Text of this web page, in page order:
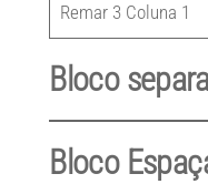
Remar 3 Coluna 1
Bloco
Bloco